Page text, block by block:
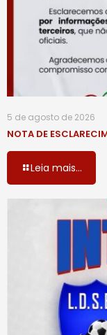
5 de agosto de 2026
NOTA DE
Leia mais...